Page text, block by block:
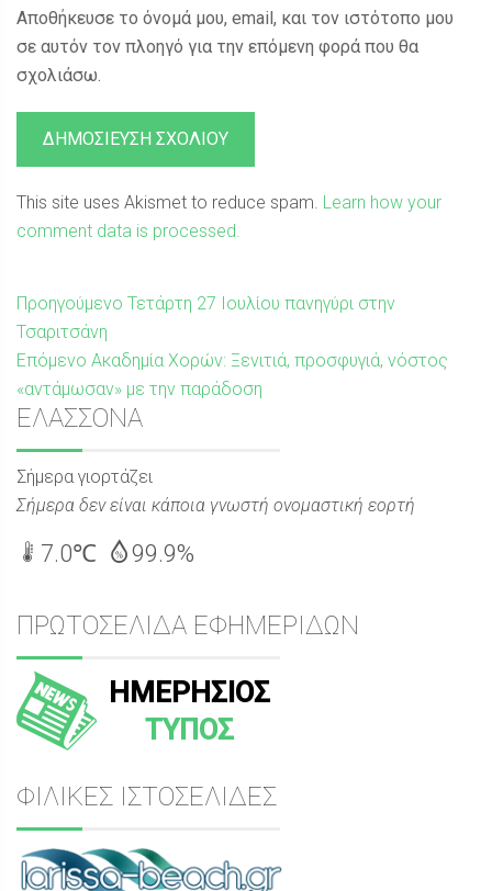
Αποθήκευσε το όνομά μου, email, και τον ιστότοπο μου
σε αυτόν τον πλοηγό για την επόμενη φορά που θα
σχολιάσω.
This site uses Akismet to reduce spam. Learn how your
comment data is processed.
Πλοήγηση
άρθρων
Προηγούμενο Προηγούμενη
Τετάρτη 27 Ιουλίου πανηγύρι στην
Τσαριτσάνη
Επόμενο Επόμενη
δημοσίευση:
Ακαδημία Χορών: Ξενιτιά, προσφυγιά, νόστος
«αντάμωσαν» με την παράδοση
Sidebar
ΕΛΑΣΣΟΝΑ
Σήμερα γιορτάζει
Σήμερα δεν είναι κάποια γνωστή ονομαστική εορτή
7.0℃ 99.9%
ΠΡΩΤΟΣΕΛΙΔΑ ΕΦΗΜΕΡΙΔΩΝ
ΗΜΕΡΗΣΙΟΣ
ΤΥΠΟΣ
ΦΙΛΙΚΕΣ ΙΣΤΟΣΕΛΙΔΕΣ